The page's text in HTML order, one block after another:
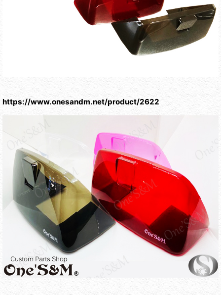
https://www.onesandm.net/product/2622